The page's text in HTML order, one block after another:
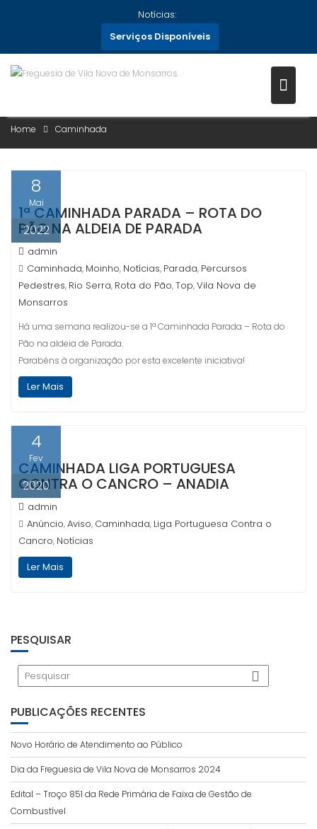
Notícias:
Serviços Disponíveis
Home Caminhada
8
Mai
2022
1ª CAMINHADA PARADA – ROTA DO
PÃO NA ALDEIA DE PARADA
admin
Caminhada, Moinho, Notícias, Parada, Percursos
Pedestres, Rio Serra, Rota do Pão,Top,Vila Nova de
Monsarros
Há uma semana realizou-se a 1ª Caminhada Parada – Rota do
Pão na aldeia de Parada.
Parabéns à organização por esta excelente iniciativa!
Ler Mais
4
Fev
2020
CAMINHADA LIGA PORTUGUESA
CONTRA O CANCRO – ANADIA
admin
Anúncio,Aviso, Caminhada, Liga Portuguesa Contra o
Cancro, Notícias
Ler Mais
PESQUISAR
PUBLICAÇÕES RECENTES
Novo Horário de Atendimento ao Público
Dia da Freguesia de Vila Nova de Monsarros 2024
Edital – Troço 851 da Rede Primária de Faixa de Gestão de
Combustível